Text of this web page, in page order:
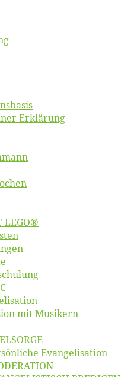
Erklärung
LEGO®
mit Musikern
Evangelisation